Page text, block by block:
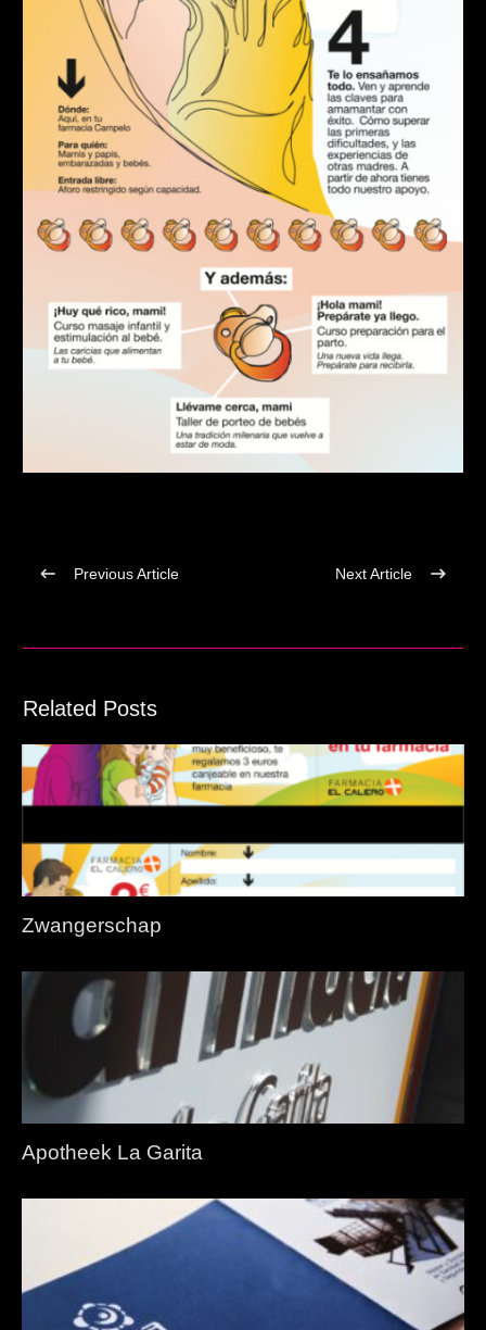
Previous Article Next Article
Related Posts
Zwangerschap
Apotheek La Garita